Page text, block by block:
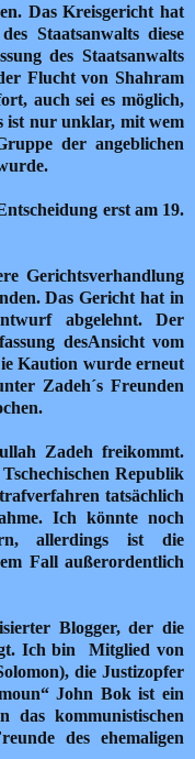
Das Kreisgericht hat
Staatsanwalts diese
des Staatsanwalts
Flucht von Shahram
auch sei es möglich,
ist nur unklar, mit wem
der angeblichen
erst am 19.
Gerichtsverhandlung
Das Gericht hat in
abgelehnt. Der
desAnsicht vom
Kaution wurde erneut
Zadeh´s Freunden
Zadeh freikommt.
Republik
tatsächlich
Ich könnte noch
allerdings ist die
Fall außerordentlich
Blogger, der die
Ich bin Mitglied von
die Justizopfer
John Bok ist ein
das kommunistischen
des ehemaligen